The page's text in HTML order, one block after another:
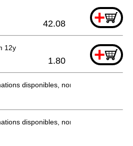
+
42.08
12y +
1.80
disponibles, non commandable
disponibles, non commandable